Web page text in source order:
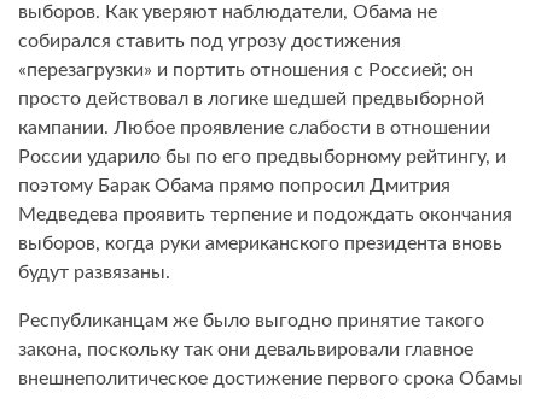
выборов. Как уверяют наблюдатели, Обама не
собирался ставить под угрозу достижения
«перезагрузки» и портить отношения с Россией; он
просто действовал в логике шедшей предвыборной
кампании. Любое проявление слабости в отношении
России ударило бы по его предвыборному рейтингу, и
поэтому Барак Обама прямо попросил Дмитрия
Медведева проявить терпение и подождать окончания
выборов, когда руки американского президента вновь
будут развязаны.
Республиканцам же было выгодно принятие такого
закона, поскольку так они девальвировали главное
внешнеполитическое достижение первого срока Обамы